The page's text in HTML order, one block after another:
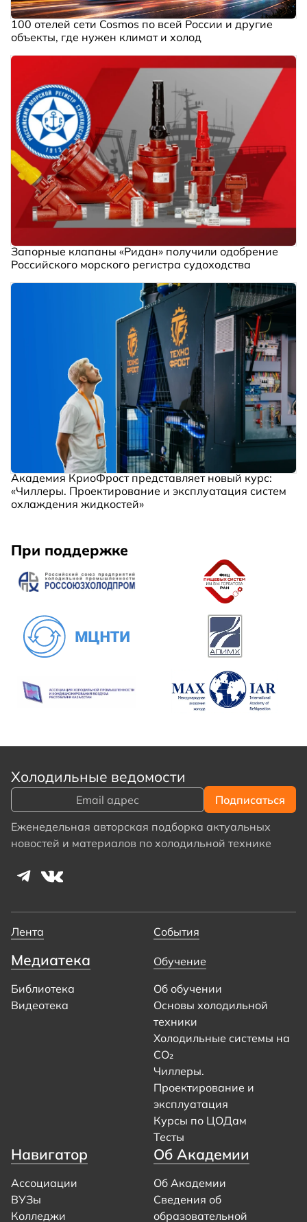
100 отелей сети Cosmos по всей России и другие
объекты, где нужен климат и холод
Запорные клапаны «Ридан» получили одобрение
Российского морского регистра судоходства
Академия КриоФрост представляет новый курс:
«Чиллеры. Проектирование и эксплуатация систем
охлаждения жидкостей»
При поддержке
Холодильные ведомости
Еженедельная авторская подборка актуальных
новостей и материалов по холодильной технике
Лента События
Медиатека
Библиотека
Видеотека
Обучение
Об обучении
Основы холодильной
техники
Холодильные системы на
CO₂
Чиллеры.
Проектирование и
эксплуатация
Курсы по ЦОДам
Тесты
Навигатор
Ассоциации
ВУЗы
Колледжи
Об Академии
Об Академии
Сведения об
образовательной